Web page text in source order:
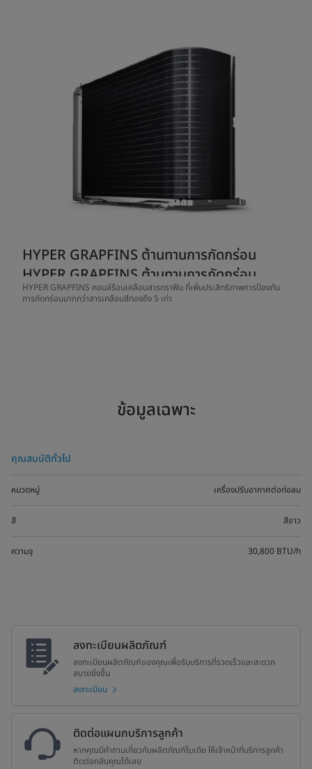
HYPER GRAPFINS ต้านทานการกัดกร่อน
HYPER GRAPFINS ต้านทานการกัดกร่อน
HYPER GRAPFINS คอนล์ร้อนเคลือบสารกราฟีน ที่เพิ่มประสิทธิภาพการป้องกัน
การกัดกร่อนมากกว่าสารเคลือบสีทองถึง 5 เท่า
ข้อมูลเฉพาะ
คุณสมบัติทั่วไป
หมวดหมู่ เครื่องปรับอากาศต่อท่อลม
สี สีขาว
ความจุ 30,800 BTU/h
ลงทะเบียนผลิตภัณฑ์
ลงทะเบียนผลิตภัณฑ์ของคุณเพื่อรับบริการที่รวดเร็วและสะดวก
สบายยิ่งขึ้น
ลงทะเบียน
ติดต่อแผนกบริการลูกค้า
หากคุณมีคำถามเกี่ยวกับผลิตภัณฑ์ไมเดีย ให้เจ้าหน้าที่บริการลูกค้า
ติดต่อกลับคุณได้เลย